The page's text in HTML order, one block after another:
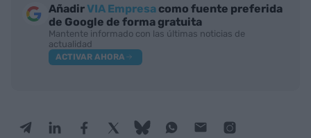
AñadirVIA Empresa como fuente preferida
de Google de forma gratuita
Mantente informado con las últimas noticias de
actualidad
ACTIVAR AHORA